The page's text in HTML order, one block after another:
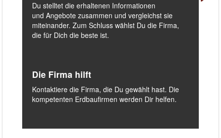
Du stelltet die erhaltenen Informationen
und Angebote zusammen und vergleichst sie
miteinander. Zum Schluss wählst Du die Firma,
die für Dich die beste ist.
Die Firma hilft
Kontaktiere die Firma, die Du gewählt hast. Die
kompetenten Erdbaufirmen werden Dir helfen.